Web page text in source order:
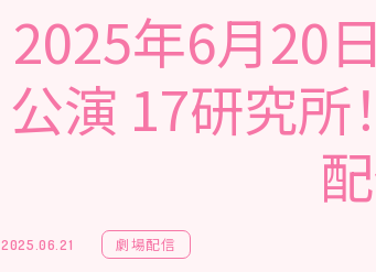
2025年6月20日
公演 17研究所
2025.06.21 劇場配信